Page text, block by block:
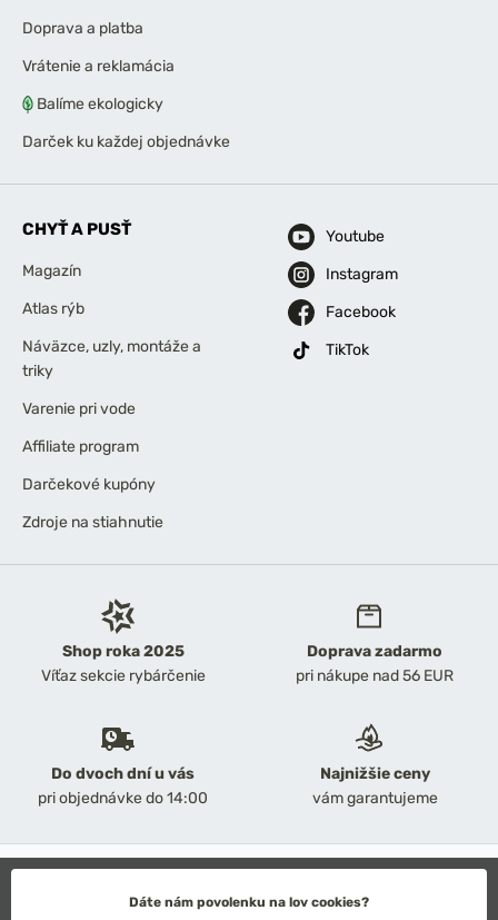
Shop roka 2025
Víťaz sekcie rybárčenie
Doprava zadarmo
pri nákupe nad 56 EUR
Do dvoch dní u vás
pri objednávke do 14:00
Najnižšie ceny
vám garantujeme
Doprava a platba
Vrátenie a reklamácia
Balíme ekologicky
Darček ku každej objednávke
CHYŤ A PUSŤ
Magazín
Atlas rýb
Náväzce, uzly, montáže a
triky
Varenie pri vode
Affiliate program
Darčekové kupóny
Zdroje na stiahnutie
Youtube
Instagram
Facebook
TikTok
Obchodné podmienky
Dáte nám povolenku na lov cookies?